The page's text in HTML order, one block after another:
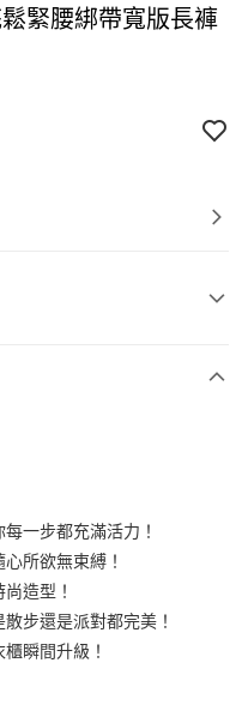
緊腰綁帶寬版長褲
一步都充滿活力！
所欲無束縛！
造型！
步還是派對都完美！
瞬間升級！